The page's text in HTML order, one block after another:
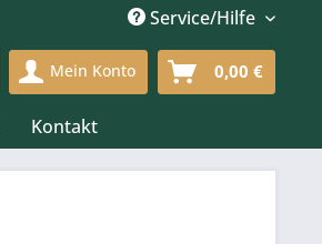
Service/Hilfe
Mein Konto 0,00 €
Kontakt